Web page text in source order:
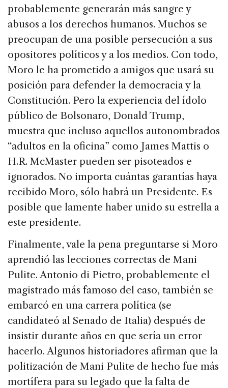
probablemente generarán más sangre y
abusos a los derechos humanos. Muchos se
preocupan de una posible persecución a sus
opositores políticos y a los medios. Con todo,
Moro le ha prometido a amigos que usará su
posición para defender la democracia y la
Constitución. Pero la experiencia del ídolo
público de Bolsonaro, Donald Trump,
muestra que incluso aquellos autonombrados
“adultos en la oficina” como James Mattis o
H.R. McMaster pueden ser pisoteados e
ignorados. No importa cuántas garantías haya
recibido Moro, sólo habrá un Presidente. Es
posible que lamente haber unido su estrella a
este presidente.
Finalmente, vale la pena preguntarse si Moro
aprendió las lecciones correctas de Mani
Pulite. Antonio di Pietro, probablemente el
magistrado más famoso del caso, también se
embarcó en una carrera política (se
candidateó al Senado de Italia) después de
insistir durante años en que sería un error
hacerlo. Algunos historiadores afirman que la
politización de Mani Pulite de hecho fue más
mortífera para su legado que la falta de